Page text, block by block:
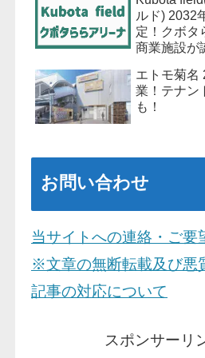
ルド) 2032
定！クボタ
商業施設が
エトモ菊名
業！テナン
も！
お問い合わせ
当サイトへの連絡・ご要
※文章の無断転載及び悪
記事の対応について
スポンサーリ